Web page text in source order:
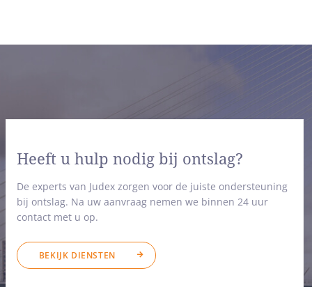
Heeft u hulp nodig bij ontslag?
De experts van Judex zorgen voor de juiste ondersteuning
bij ontslag. Na uw aanvraag nemen we binnen 24 uur
contact met u op.
BEKIJK DIENSTEN